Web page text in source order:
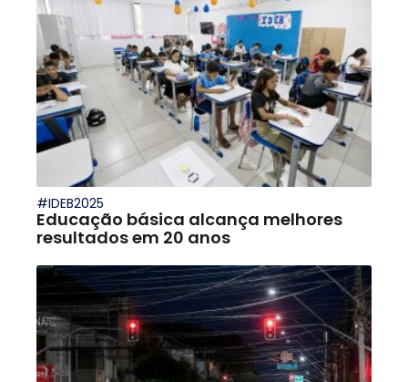
#IDEB2025
Educação básica alcança melhores
resultados em 20 anos